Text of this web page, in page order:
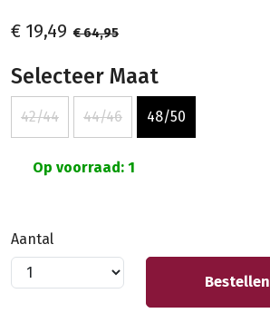
€ 19,49 € 64,95
Selecteer Maat
42/44 44/46 48/50
Op voorraad: 1
Aantal
Bestellen